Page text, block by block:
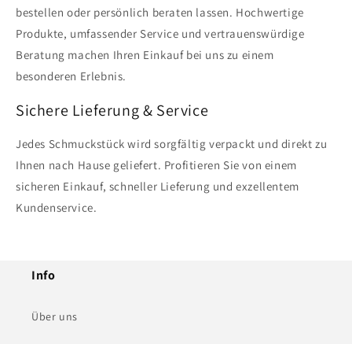
bestellen oder persönlich beraten lassen. Hochwertige
Produkte, umfassender Service und vertrauenswürdige
Beratung machen Ihren Einkauf bei uns zu einem
besonderen Erlebnis.
Sichere Lieferung & Service
Jedes Schmuckstück wird sorgfältig verpackt und direkt zu
Ihnen nach Hause geliefert. Profitieren Sie von einem
sicheren Einkauf, schneller Lieferung und exzellentem
Kundenservice.
Info
Über uns